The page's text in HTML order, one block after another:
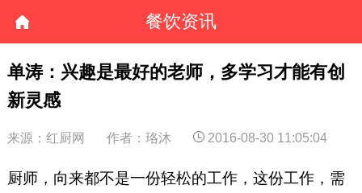
餐饮资讯
单涛：兴趣是最好的老师，多学习才能有创
新灵感
来源：红厨网 作者：珞沐 2016-08-30 11:05:04
厨师，向来都不是一份轻松的工作，这份工作，需